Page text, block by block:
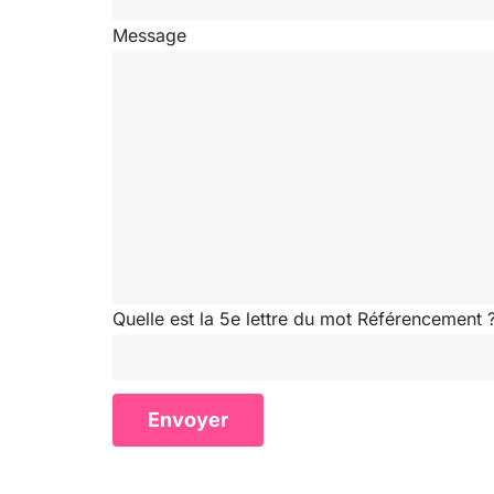
Message
Quelle est la 5e lettre du mot Référencement